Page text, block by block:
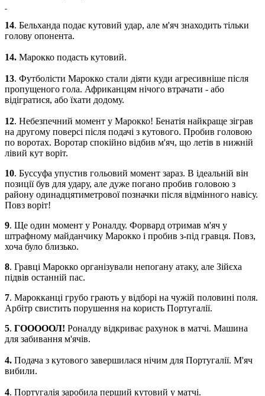
14. Бельханда подає кутовий удар, але м'яч знаходить тільки
голову опонента.
14. Марокко подасть кутовий.
13. Футболісти Марокко стали діяти куди агресивніше після
пропущеного гола. Африканцям нічого втрачати - або
відігратися, або їхати додому.
12. Небезпечний момент у Марокко! Бенатія найкраще зіграв
на другому поверсі після подачі з кутового. Пробив головою
по воротах. Воротар спокійно відбив м'яч, що летів в нижній
лівий кут воріт.
10. Буссуфа упустив гольовий момент зараз. В ідеальній він
позиції був для удару, але дуже погано пробив головою з
району одинадцятиметрової позначки після відмінного навісу.
Повз воріт!
9. Ще один момент у Роналду. Форвард отримав м'яч у
штрафному майданчику Марокко і пробив з-під гравця. Повз,
хоча було близько.
8. Гравці Марокко організували непогану атаку, але Зійєха
підвів останній пас.
7. Марокканці грубо грають у відборі на чужій половині поля.
Арбітр свистить порушення на користь Португалії.
5. ГОООООЛ! Роналду відкриває рахунок в матчі. Машина
для забивання м'ячів.
4. Подача з кутового завершилася нічим для Португалії. М'яч
вибили.
4. Португалія заробила перший кутовий у матчі.